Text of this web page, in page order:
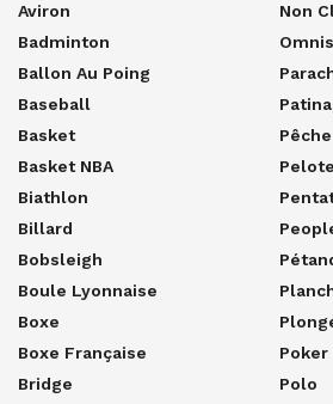
Aviron
Badminton
Ballon Au Poing
Baseball
Basket
Basket NBA
Biathlon
Billard
Bobsleigh
Boule Lyonnaise
Boxe
Boxe Française
Bridge
Non
Pêche
Poker
Polo